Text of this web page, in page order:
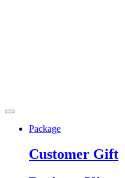
Package
Customer Gift